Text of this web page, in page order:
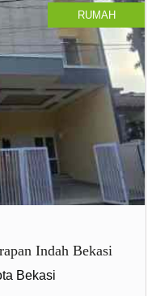
RUMAH
Indah Bekasi
Bekasi